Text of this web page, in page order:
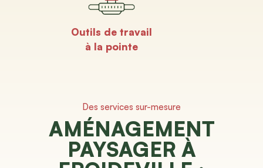
Outils de travail
à la pointe
Des services sur-mesure
AMÉNAGEMENT
PAYSAGER À